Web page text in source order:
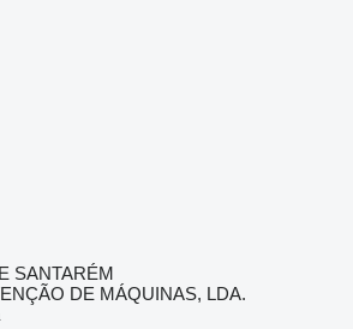
SANTARÉM
DE MÁQUINAS, LDA.